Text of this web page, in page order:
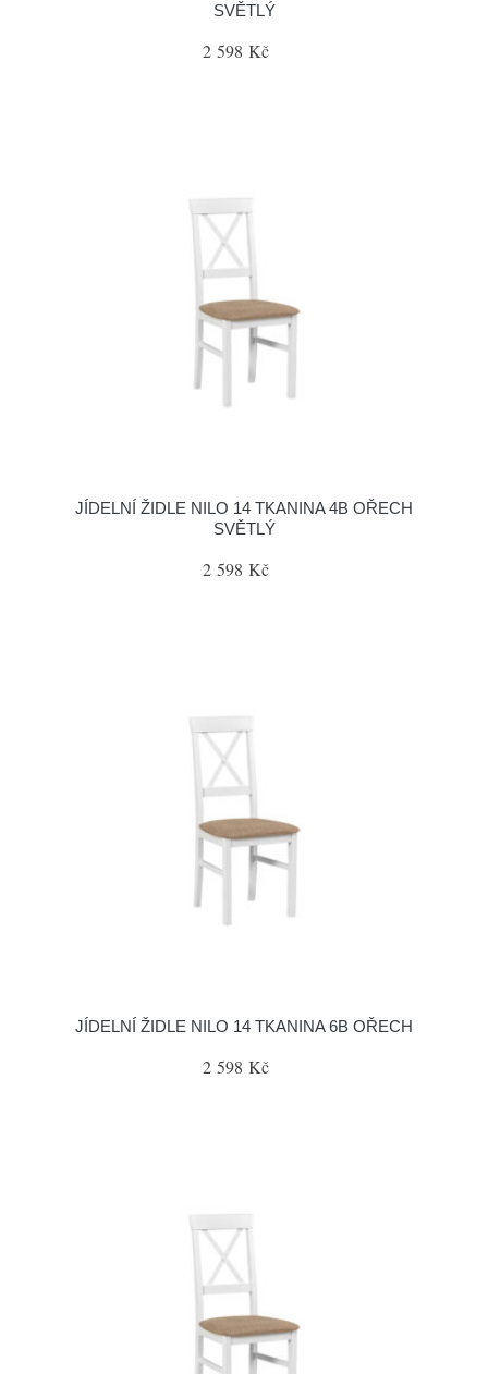
SVĚTLÝ
2 598 Kč
JÍDELNÍ ŽIDLE NILO 14 TKANINA 4B OŘECH
SVĚTLÝ
2 598 Kč
JÍDELNÍ ŽIDLE NILO 14 TKANINA 6B OŘECH
2 598 Kč